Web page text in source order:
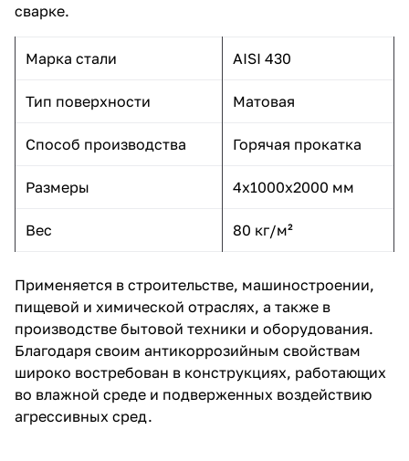
сварке.
Марка стали AISI 430
Тип поверхности Матовая
Способ производства Горячая прокатка
Размеры 4x1000x2000 мм
Вес 80 кг/м²
Применяется в строительстве, машиностроении,
пищевой и химической отраслях, а также в
производстве бытовой техники и оборудования.
Благодаря своим антикоррозийным свойствам
широко востребован в конструкциях, работающих
во влажной среде и подверженных воздействию
агрессивных сред.